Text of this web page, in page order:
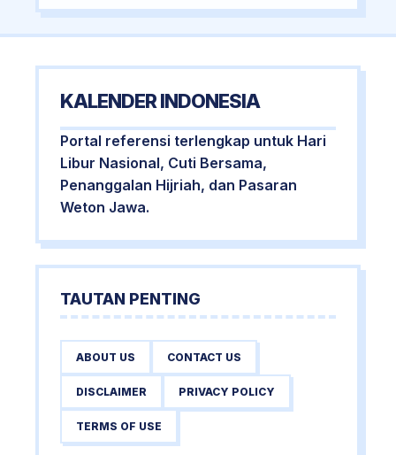
KALENDER INDONESIA
Portal referensi terlengkap untuk Hari
Libur Nasional, Cuti Bersama,
Penanggalan Hijriah, dan Pasaran
Weton Jawa.
TAUTAN PENTING
ABOUT US CONTACT US
DISCLAIMER PRIVACY POLICY
TERMS OF USE